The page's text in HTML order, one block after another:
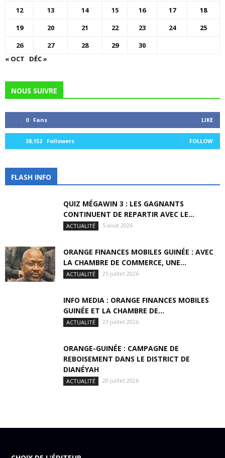
12 13 14 15 16 17
18
19
20 21 22 23 24
25
26
27 28 29
30
« OCT
DÉC »
NOUS SUIVRE
0 Fans LIKE
38,152 Followers FOLLOW
FLASH INFO
QUIZ MÉGAWIN 3 : LES GAGNANTS
CONTINUENT DE REPARTIR AVEC LE...
ACTUALITÉ 5 août 2026
ORANGE FINANCES MOBILES GUINÉE : AVEC
LA CHAMBRE DE COMMERCE, UNE...
ACTUALITÉ 25 juillet 2026
INFO MEDIA : ORANGE FINANCES MOBILES
GUINÉE ET LA CHAMBRE DE...
ACTUALITÉ 23 juillet 2026
ORANGE-GUINÉE : CAMPAGNE DE
REBOISEMENT DANS LE DISTRICT DE
DIANÉYAH
ACTUALITÉ 20 juillet 2026